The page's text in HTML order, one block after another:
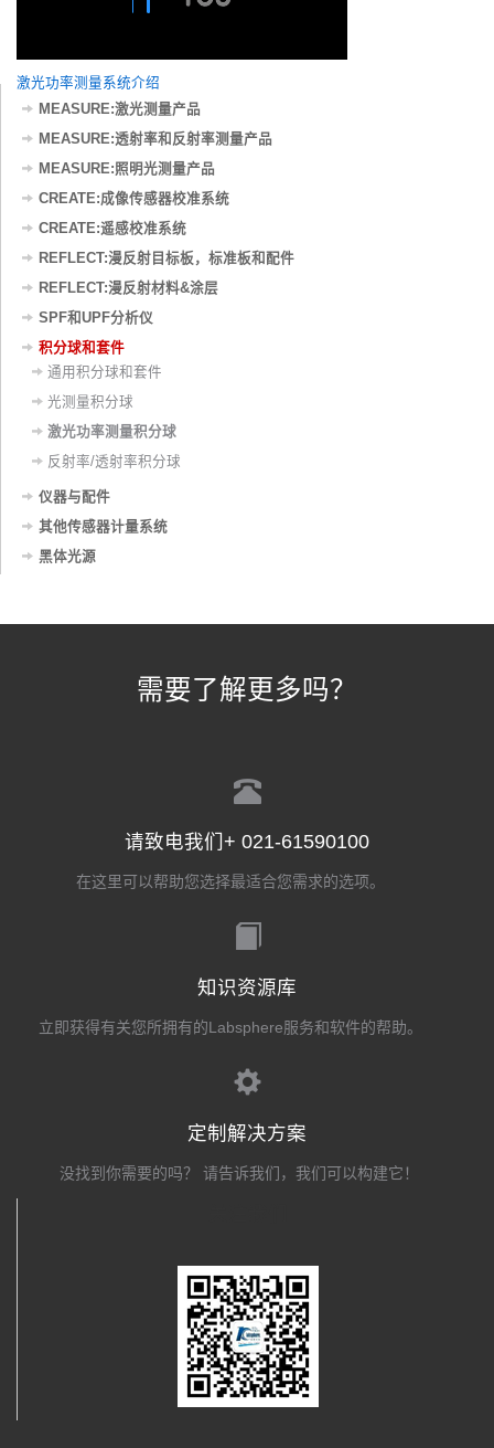
激光功率测量系统介绍
MEASURE:激光测量产品
MEASURE:透射率和反射率测量产品
MEASURE:照明光测量产品
CREATE:成像传感器校准系统
CREATE:遥感校准系统
REFLECT:漫反射目标板，标准板和配件
REFLECT:漫反射材料&涂层
SPF和UPF分析仪
积分球和套件
通用积分球和套件
光测量积分球
激光功率测量积分球
反射率/透射率积分球
仪器与配件
其他传感器计量系统
黑体光源
需要了解更多吗？
请致电我们+ 021-61590100
在这里可以帮助您选择最适合您需求的选项。
知识资源库
立即获得有关您所拥有的Labsphere服务和软件的帮助。
定制解决方案
没找到你需要的吗？ 请告诉我们，我们可以构建它！